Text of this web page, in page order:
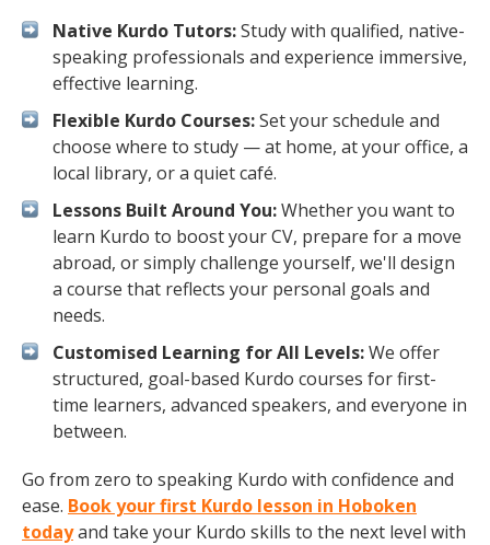
Native Kurdo Tutors:Study with qualified, native-
speaking professionals and experience immersive,
effective learning.
Flexible Kurdo Courses:Set your schedule and
choose where to study — at home, at your office, a
local library, or a quiet café.
Lessons Built Around You:Whether you want to
learn Kurdo to boost your CV, prepare for a move
abroad, or simply challenge yourself, we'll design
a course that reflects your personal goals and
needs.
Customised Learning for All Levels:We offer
structured, goal-based Kurdo courses for first-
time learners, advanced speakers, and everyone in
between.
Go from zero to speaking Kurdo with confidence and
ease. Book your first Kurdo lesson in Hoboken
todayand take your Kurdo skills to the next level with